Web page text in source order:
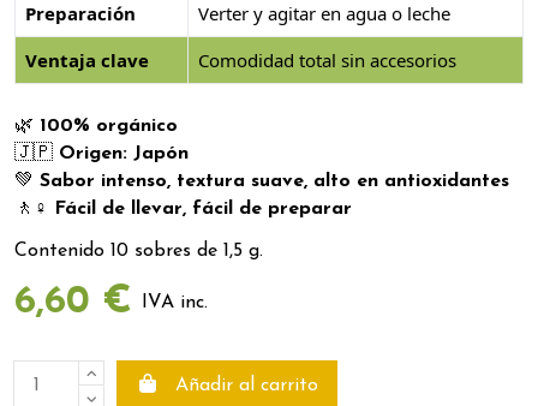
Preparación
Verter y agitar en agua o leche
Ventaja clave
Comodidad total sin accesorios
🌿 100% orgánico
🇯🇵 Origen: Japón
💚 Sabor intenso, textura suave, alto en antioxidantes
🚶 ♀ Fácil de llevar, fácil de preparar
Contenido 10 sobres de 1,5 g.
6,60 € IVA inc.
Añadir al carrito